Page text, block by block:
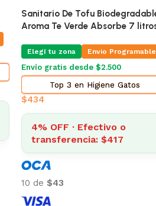
Alimento Para Gatos Equilibrio
Adultos 7.5 Kg
Elegí tu zona Envio Programable
Envío gratis desde $2.500
Top 5 en Alimento Gatos
$2.014
4% OFF · Efectivo o
transferencia: $1.934
10 de $201